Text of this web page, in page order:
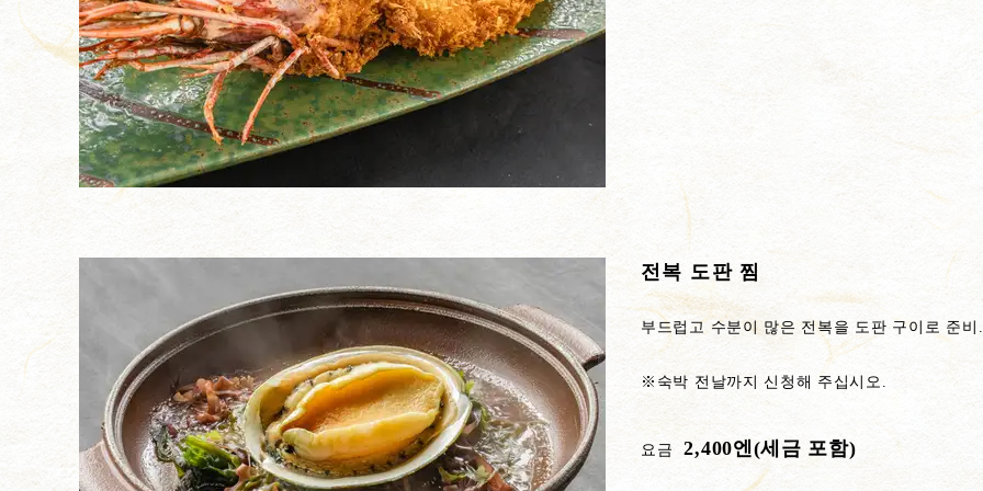
전복 도판 찜
부드럽고 수분이 많은 전복을 도판 구이로 준비.
※숙박 전날까지 신청해 주십시오.
요금 2,400엔(세금 포함)